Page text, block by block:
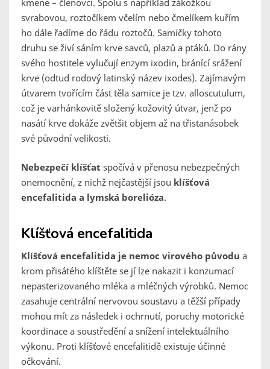
kmene – členovci. Spolu s například zákožkou
svrabovou, roztočíkem včelím nebo čmelíkem kuřím
ho dále řadíme do řádu roztočů. Samičky tohoto
druhu se živí sáním krve savců, plazů a ptáků. Do rány
svého hostitele vylučují enzym ixodin, bránící srážení
krve (odtud rodový latinský název ixodes). Zajímavým
útvarem tvořícím část těla samice je tzv. alloscutulum,
což je varhánkovitě složený kožovitý útvar, jenž po
nasátí krve dokáže zvětšit objem až na třistanásobek
své původní velikosti.
Nebezpečí klíšťat spočívá v přenosu nebezpečných
onemocnění, z nichž nejčastější jsou klíšťová
encefalitida a lymská borelióza.
Klíšťová encefalitida
Klíšťová encefalitida je nemoc virového původu a
krom přisátého klíštěte se jí lze nakazit i konzumací
nepasterizovaného mléka a mléčných výrobků. Nemoc
zasahuje centrální nervovou soustavu a těžší případy
mohou mít za následek i ochrnutí, poruchy motorické
koordinace a soustředění a snížení intelektuálního
výkonu. Proti klíšťové encefalitidě existuje účinné
očkování.